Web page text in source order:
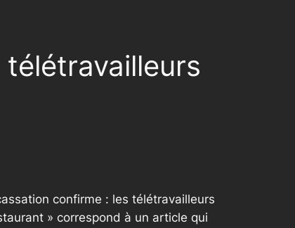
confirme : les télétravailleurs
» correspond à un article qui